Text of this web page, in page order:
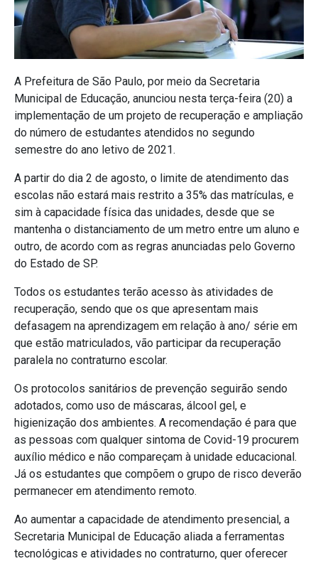
A Prefeitura de São Paulo, por meio da Secretaria
Municipal de Educação, anunciou nesta terça-feira (20) a
implementação de um projeto de recuperação e ampliação
do número de estudantes atendidos no segundo
semestre do ano letivo de 2021.
A partir do dia 2 de agosto, o limite de atendimento das
escolas não estará mais restrito a 35% das matrículas, e
sim à capacidade física das unidades, desde que se
mantenha o distanciamento de um metro entre um aluno e
outro, de acordo com as regras anunciadas pelo Governo
do Estado de SP.
Todos os estudantes terão acesso às atividades de
recuperação, sendo que os que apresentam mais
defasagem na aprendizagem em relação à ano/ série em
que estão matriculados, vão participar da recuperação
paralela no contraturno escolar.
Os protocolos sanitários de prevenção seguirão sendo
adotados, como uso de máscaras, álcool gel, e
higienização dos ambientes. A recomendação é para que
as pessoas com qualquer sintoma de Covid-19 procurem
auxílio médico e não compareçam à unidade educacional.
Já os estudantes que compõem o grupo de risco deverão
permanecer em atendimento remoto.
Ao aumentar a capacidade de atendimento presencial, a
Secretaria Municipal de Educação aliada a ferramentas
tecnológicas e atividades no contraturno, quer oferecer